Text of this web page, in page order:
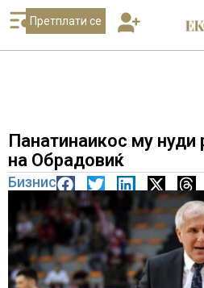
Претплати се
Панатинаикос му нуди
на Обрадовиќ
Бизнис